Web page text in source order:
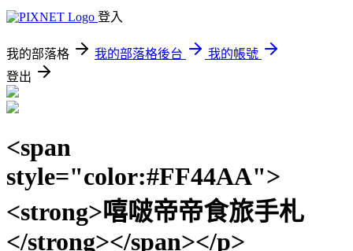
登入
我的部落格 我的部落格後台
我的帳號
登出
<span
style="color:#FF44AA">
<strong>嘻啵帝帝食旅手札
</strong></span></p>